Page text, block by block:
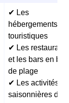
✔ Les
hébergements
touristiques
✔ Les restaurants
et les bars en
de plage
✔ Les activités
saisonnières